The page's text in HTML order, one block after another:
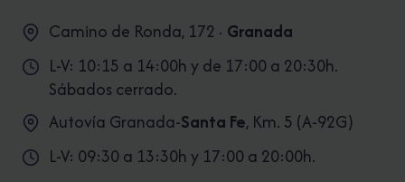
Camino de Ronda, 172 · Granada
L-V: 10:15 a 14:00h y de 17:00 a 20:30h.
Sábados cerrado.
Autovía Granada-Santa Fe, Km. 5 (A-92G)
L-V: 09:30 a 13:30h y 17:00 a 20:00h.